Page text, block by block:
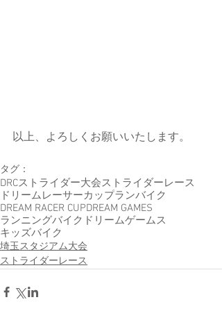
以上、よろしくお願いいたします。
タグ：
DRCストライダー大会ストライダーレース
ドリームレーサーカップランバイク
DREAM RACER CUPDREAM GAMES
ランニングバイク ドリームゲームス
キッズバイク
埼玉スタジアム大会
ストライダーレース